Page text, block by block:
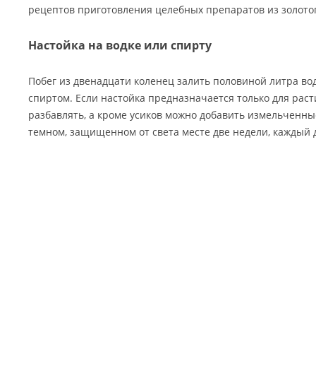
рецептов приготовления целебных препаратов из
Настойка на водке или спирту
Побег из двенадцати коленец залить половиной литра
спиртом. Если настойка предназначается только для
разбавлять, а кроме усиков можно добавить
темном, защищенном от света месте две недели, каждый